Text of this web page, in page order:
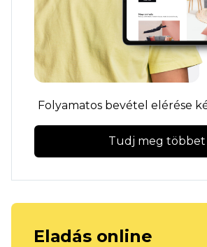
Folyamatos bevétel elérése
Tudj meg többet
Eladás online